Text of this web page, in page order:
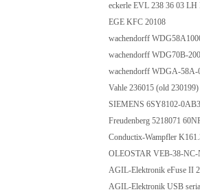
eckerle EVL 238 36 03
EGE KFC 20108
wachendorff
wachendorff WDG70B-
wachendorff WDGA-
Vahle 236015 (old 230199)
SIEMENS 6SY8102-
Freudenberg 5218071
Conductix-Wampfler
OLEOSTAR VEB-38-
AGIL-Elektronik eFuse II
AGIL-Elektronik USB